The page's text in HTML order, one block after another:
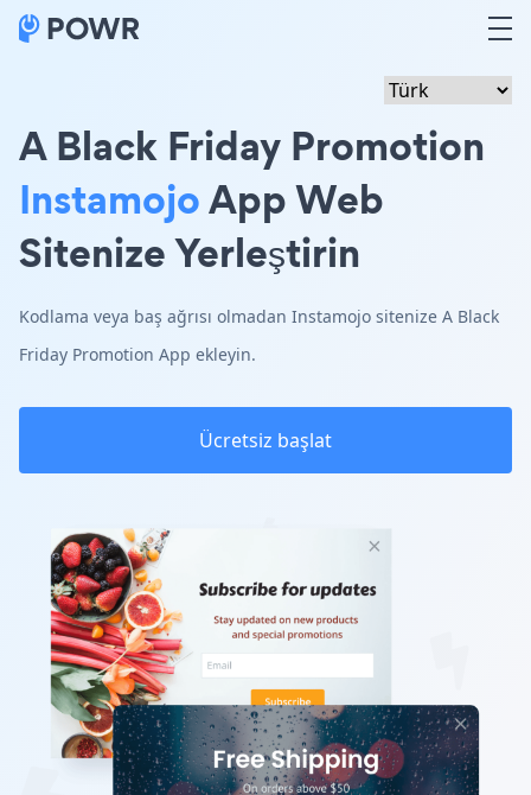
A Black Friday Promotion
InstamojoApp Web
Sitenize Yerleştirin
Kodlama veya baş ağrısı olmadan Instamojo sitenize A Black
Friday Promotion App ekleyin.
Ücretsiz başlat